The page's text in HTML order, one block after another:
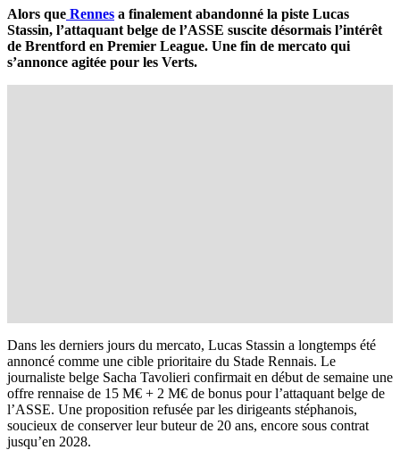
Alors que Rennes a finalement abandonné la piste Lucas
Stassin, l’attaquant belge de l’ASSE suscite désormais l’intérêt
de Brentford en Premier League. Une fin de mercato qui
s’annonce agitée pour les Verts.
Dans les derniers jours du mercato, Lucas Stassin a longtemps été
annoncé comme une cible prioritaire du Stade Rennais. Le
journaliste belge Sacha Tavolieri confirmait en début de semaine une
offre rennaise de 15 M€ + 2 M€ de bonus pour l’attaquant belge de
l’ASSE. Une proposition refusée par les dirigeants stéphanois,
soucieux de conserver leur buteur de 20 ans, encore sous contrat
jusqu’en 2028.